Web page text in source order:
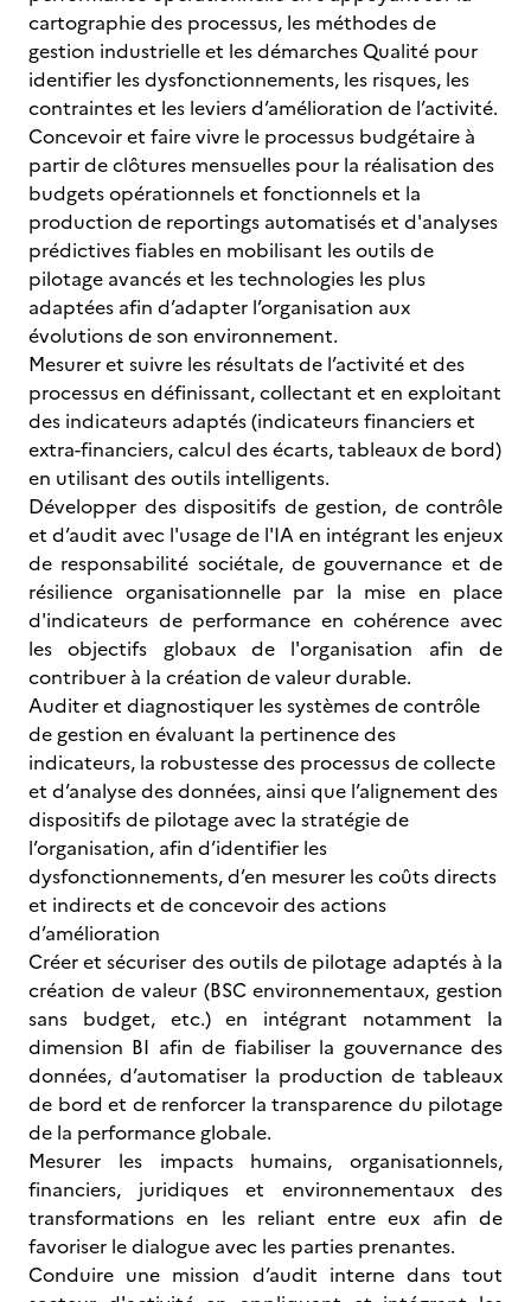
cartographie des processus, les méthodes de
gestion industrielle et les démarches Qualité pour
identifier les dysfonctionnements, les risques, les
contraintes et les leviers d’amélioration de l’activité.
Concevoir et faire vivre le processus budgétaire à
partir de clôtures mensuelles pour la réalisation des
budgets opérationnels et fonctionnels et la
production de reportings automatisés et d'analyses
prédictives fiables en mobilisant les outils de
pilotage avancés et les technologies les plus
adaptées afin d’adapter l’organisation aux
évolutions de son environnement.
Mesurer et suivre les résultats de l’activité et des
processus en définissant, collectant et en exploitant
des indicateurs adaptés (indicateurs financiers et
extra-financiers, calcul des écarts, tableaux de bord)
en utilisant des outils intelligents.
Développer des dispositifs de gestion, de contrôle
et d’audit avec l'usage de l'IA en intégrant les enjeux
de responsabilité sociétale, de gouvernance et de
résilience organisationnelle par la mise en place
d'indicateurs de performance en cohérence avec
les objectifs globaux de l'organisation afin de
contribuer à la création de valeur durable.
Auditer et diagnostiquer les systèmes de contrôle
de gestion en évaluant la pertinence des
indicateurs, la robustesse des processus de collecte
et d’analyse des données, ainsi que l’alignement des
dispositifs de pilotage avec la stratégie de
l’organisation, afin d’identifier les
dysfonctionnements, d’en mesurer les coûts directs
et indirects et de concevoir des actions
d’amélioration
Créer et sécuriser des outils de pilotage adaptés à la
création de valeur (BSC environnementaux, gestion
sans budget, etc.) en intégrant notamment la
dimension BI afin de fiabiliser la gouvernance des
données, d’automatiser la production de tableaux
de bord et de renforcer la transparence du pilotage
de la performance globale.
Mesurer les impacts humains, organisationnels,
financiers, juridiques et environnementaux des
transformations en les reliant entre eux afin de
favoriser le dialogue avec les parties prenantes.
Conduire une mission d’audit interne dans tout